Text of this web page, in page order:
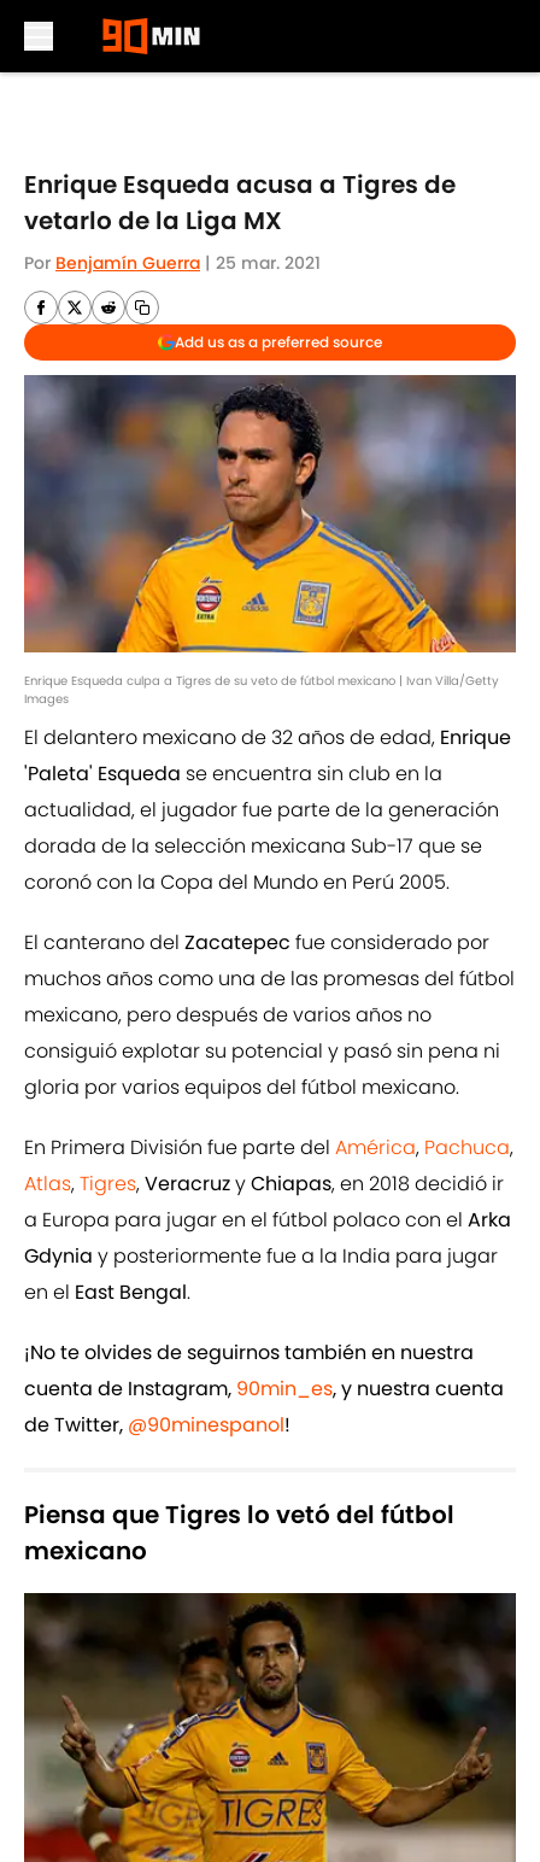
Enrique Esqueda acusa a Tigres de
vetarlo de la Liga MX
Por Benjamín Guerra | 25 mar. 2021
Add us as a preferred source
Enrique Esqueda culpa a Tigres de su veto de fútbol mexicano | Ivan Villa/Getty
Images
El delantero mexicano de 32 años de edad, Enrique
'Paleta' Esqueda se encuentra sin club en la
actualidad, el jugador fue parte de la generación
dorada de la selección mexicana Sub-17 que se
coronó con la Copa del Mundo en Perú 2005.
El canterano del Zacatepec fue considerado por
muchos años como una de las promesas del fútbol
mexicano, pero después de varios años no
consiguió explotar su potencial y pasó sin pena ni
gloria por varios equipos del fútbol mexicano.
En Primera División fue parte del América, Pachuca,
Atlas,Tigres,VeracruzyChiapas, en 2018 decidió ir
a Europa para jugar en el fútbol polaco con el Arka
Gdynia y posteriormente fue a la India para jugar
en el East Bengal.
¡No te olvides de seguirnos también en nuestra
cuenta de Instagram, 90min_es, y nuestra cuenta
de Twitter, @90minespanol!
Piensa que Tigres lo vetó del fútbol
mexicano